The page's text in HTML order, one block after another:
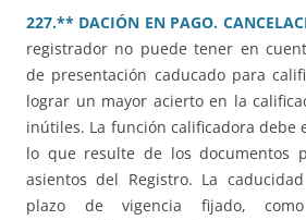
227.** DACIÓN EN PAGO.
registrador no puede tener en
de presentación caducado para
lograr un mayor acierto en la
inútiles. La función calificadora debe
lo que resulte de los documentos
asientos del Registro. La
plazo de vigencia fijado,